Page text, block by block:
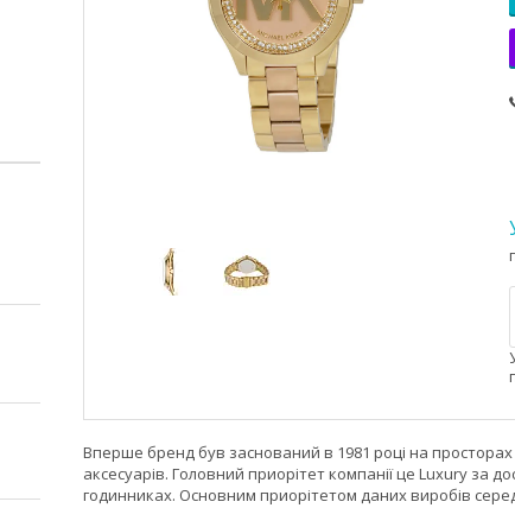
Вперше бренд був заснований в 1981 році на
аксесуарів. Головний приорітет компанії це Luxury за
годинниках. Основним приорітетом даних виробів